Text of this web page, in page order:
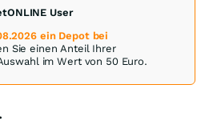
User
ein Depot bei
Sie einen Anteil Ihrer
im Wert von 50 Euro.